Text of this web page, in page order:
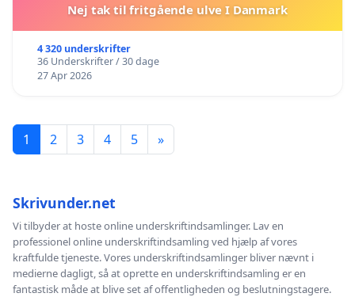
Nej tak til fritgående ulve I Danmark
4 320 underskrifter
36 Underskrifter / 30 dage
27 Apr 2026
1 2 3 4 5 »
Skrivunder.net
Vi tilbyder at hoste online underskriftindsamlinger. Lav en
professionel online underskriftindsamling ved hjælp af vores
kraftfulde tjeneste. Vores underskriftindsamlinger bliver nævnt i
medierne dagligt, så at oprette en underskriftindsamling er en
fantastisk måde at blive set af offentligheden og beslutningstagere.